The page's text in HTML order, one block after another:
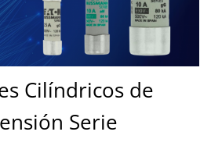
Cilíndricos de
Serie